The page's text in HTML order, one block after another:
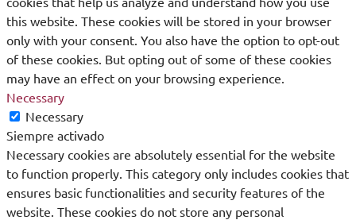
this website. These cookies will be stored in your browser
only with your consent. You also have the option to opt-out
of these cookies. But opting out of some of these cookies
may have an effect on your browsing experience.
Necessary
Necessary
Siempre activado
Necessary cookies are absolutely essential for the website
to function properly. This category only includes cookies that
ensures basic functionalities and security features of the
website. These cookies do not store any personal